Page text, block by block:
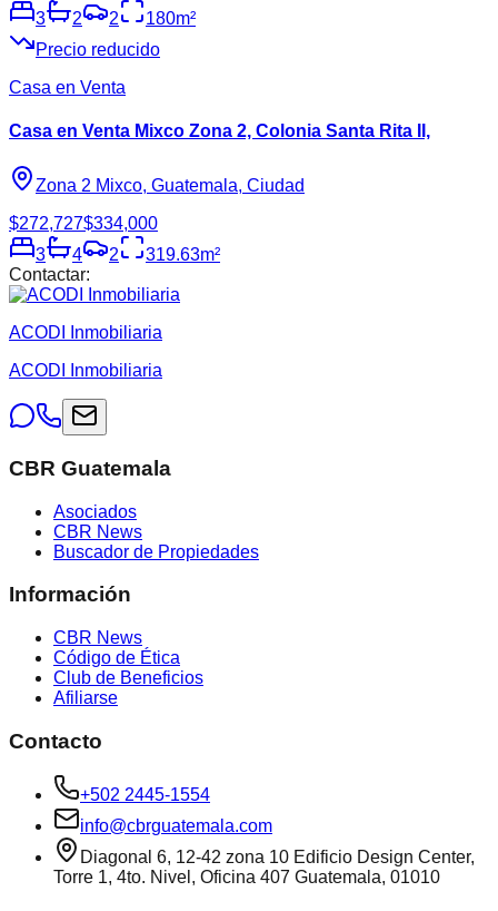
3
2 2 180m²
Precio reducido
Casa en Venta
Casa en Venta Mixco Zona 2, Colonia Santa Rita II,
Zona 2 Mixco, Guatemala, Ciudad
$272,727$334,000
3
4 2 319.63m²
Contactar:
ACODI Inmobiliaria
ACODI Inmobiliaria
CBR Guatemala
Asociados
CBR News
Buscador de Propiedades
Información
CBR News
Código de Ética
Club de Beneficios
Afiliarse
Contacto
+502 2445-1554
info@cbrguatemala.com
Diagonal 6, 12-42 zona 10 Edificio Design Center,
Torre 1, 4to. Nivel, Oficina 407 Guatemala, 01010